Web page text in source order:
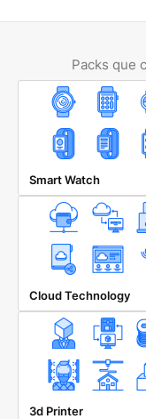
Packs que
Smart Watch
Cloud Technology
3d Printer